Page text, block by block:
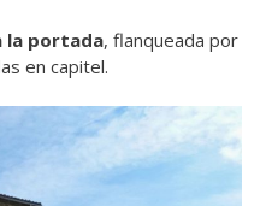
la portada, flanqueada por
en capitel.